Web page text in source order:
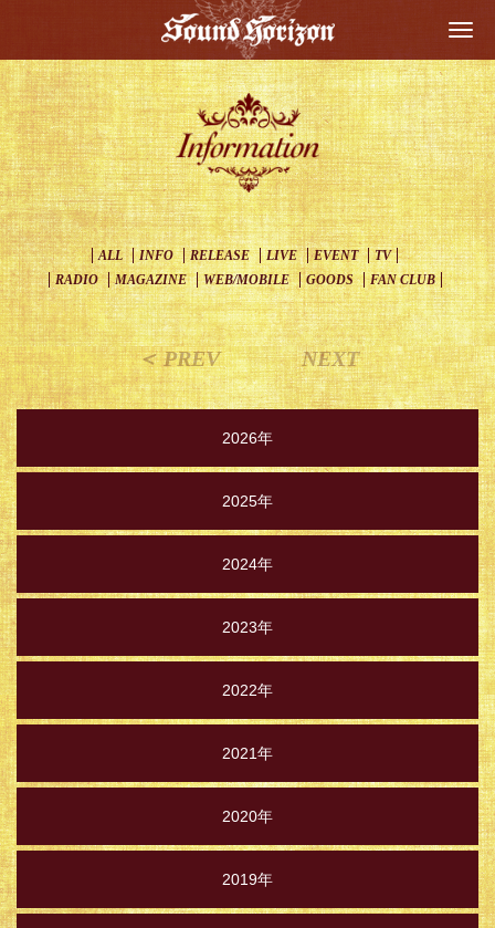
ALL INFO RELEASE LIVE EVENT
TV
RADIO
MAGAZINE WEB/MOBILE GOODS FAN CLUB
＜ PREV NEXT
2026年
2025年
2024年
2023年
2022年
2021年
2020年
2019年